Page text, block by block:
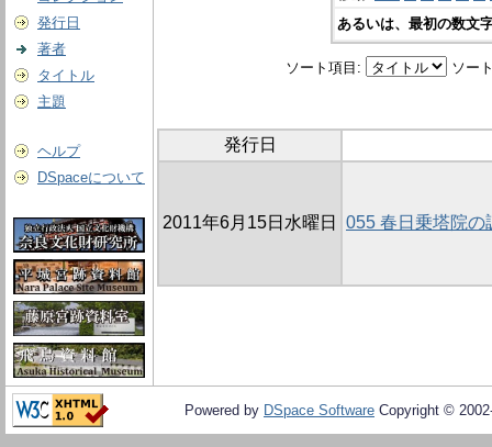
発行日
著者
タイトル
主題
ヘルプ
DSpaceについて
あるいは、最初の数文
ソート項目: ソー
発行日
2011年6月15日水曜日 055 春日乗塔院の
Powered by DSpace Software Copyright ©